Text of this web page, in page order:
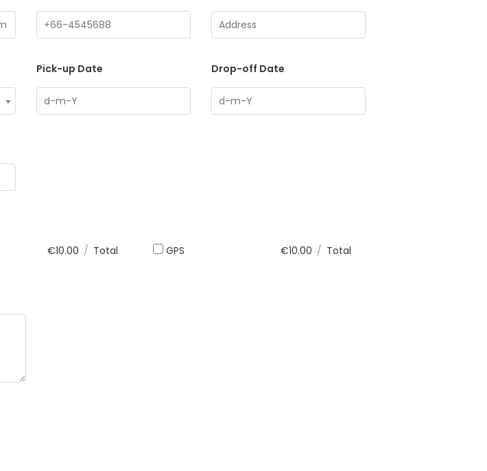
Pick-up Date Drop-off Date
€10.00 / Total GPS €10.00 / Total